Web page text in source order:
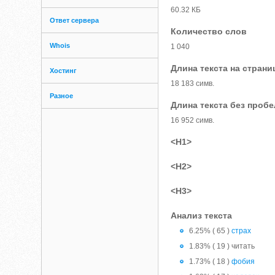
Ответ сервера
Whois
Хостинг
Разное
60.32 КБ
Количество слов
1 040
Длина текста на
18 183 симв.
Длина текста без
16 952 симв.
<H1>
<H2>
<H3>
Анализ текста
6.25% ( 65 )страх
1.83% ( 19 ) читать
1.73% ( 18 )фобия